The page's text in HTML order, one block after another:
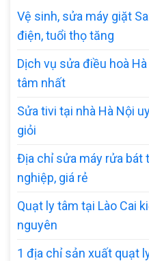
Vệ sinh, sửa máy giặt
điện, tuổi thọ tăng
Dịch vụ sửa điều hoà
tâm nhất
Sửa tivi tại nhà Hà Nội
giỏi
Địa chỉ sửa máy rửa bát
nghiệp, giá rẻ
Quạt ly tâm tại Lào Cai
nguyên
1 địa chỉ sản xuất quạt